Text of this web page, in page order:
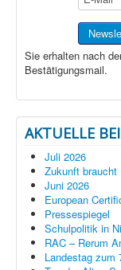
Sie erhalten nach
Bestätigungsmail.
AKTUELLE
Juli 2026
Zukunft braucht
Juni 2026
European
Pressespiegel
Schulpolitik in
RAC – Rerum
Landestag zum